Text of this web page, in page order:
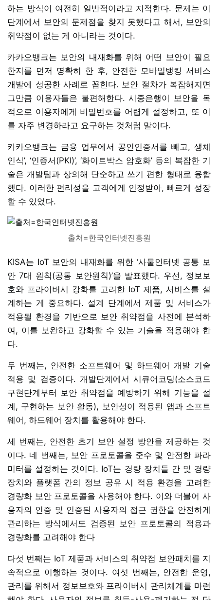
하는 방식이 여전히 일반적이라고 지적한다. 문제는 이
단계에서 보안의 문제점을 찾지 못했다고 해서, 보안의
취약점이 없는 게 아니라는 것이다.
카카오뱅크는 보안의 내재화를 위해 어떤 보안이 필요
한지를 먼저 명확히 한 후, 안전한 모바일뱅킹 서비스
개발에 성공한 사례로 꼽힌다. 보안 절차가 복잡해지면
그만큼 이용자들은 불편해한다. 시중은행이 보안을 목
적으로 이용자에게 비밀번호를 어렵게 설정하고, 또 이
를 자주 변경하라고 요구하는 것처럼 말이다.
카카오뱅크는 금융 업무에서 공인인증서를 빼고, 생체
인식’, ‘인증서(PKI)’, ‘화이트박스 암호화’ 등의 복잡한 기
술은 개발팀과 상의해 단순하고 쓰기 편한 형태로 융합
했다. 이러한 편리성을 고객에게 인정받아, 빠르게 성장
할 수 있었다.
출처=한국인터넷진흥원
KISA는 IoT 보안의 내재화를 위한 ‘사물인터넷 공통 보
안 7대 원칙(공통 보안원칙)’을 발표했다. 우선, 정보보
호와 프라이버시 강화를 고려한 IoT 제품, 서비스를 설
계하는 게 중요하다. 설계 단계에서 제품 및 서비스가
적용될 환경을 기반으로 보안 취약점을 사전에 분석하
여, 이를 보완하고 강화할 수 있는 기술을 적용해야 한
다.
두 번째는, 안전한 소프트웨어 및 하드웨어 개발 기술
적용 및 검증이다. 개발단계에서 시큐어코딩(소스코드
구현단계부터 보안 취약점을 예방하기 위해 기능을 설
계, 구현하는 보안 활동), 보안성이 적용된 앱과 소프트
웨어, 하드웨어 장치를 활용해야 한다.
세 번째는, 안전한 초기 보안 설정 방안을 제공하는 것
이다. 네 번째는, 보안 프로토콜을 준수 및 안전한 파라
미터를 설정하는 것이다. IoT는 경량 장치들 간 및 경량
장치와 플랫폼 간의 정보 공유 시 적용 환경을 고려한
경량화 보안 프로토콜을 사용해야 한다. 이와 더불어 사
용자의 인증 및 인증된 사용자의 접근 권한을 안전하게
관리하는 방식에서도 검증된 보안 프로토콜의 적용과
경량화를 고려해야 한다
다섯 번째는 IoT 제품과 서비스의 취약점 보안패치를 지
속적으로 이행하는 것이다. 여섯 번째는, 안전한 운영,
관리를 위해서 정보보호와 프라이버시 관리체계를 마련